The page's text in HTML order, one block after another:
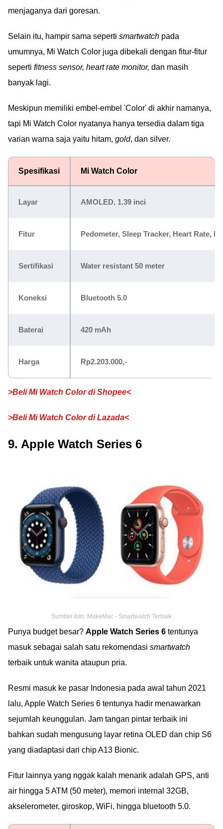
menjaganya dari goresan.
Selain itu, hampir sama seperti smartwatch pada
umumnya, Mi Watch Color juga dibekali dengan fitur-fitur
seperti fitness sensor, heart rate monitor, dan masih
banyak lagi.
Meskipun memiliki embel-embel 'Color' di akhir namanya,
tapi Mi Watch Color nyatanya hanya tersedia dalam tiga
varian warna saja yaitu hitam, gold, dan silver.
Spesifikasi Mi Watch Color
Layar AMOLED, 1.39 inci
Fitur Pedometer, Sleep Tracker, Heart Rate,
Sertifikasi Water resistant 50 meter
Koneksi Bluetooth 5.0
Baterai 420 mAh
Harga Rp2.203.000,-
>Beli Mi Watch Color di Shopee<
>Beli Mi Watch Color di Lazada<
9. Apple Watch Series 6
Sumber foto: MakeMac - Smartwatch Terbaik
Punya budget besar? Apple Watch Series 6 tentunya
masuk sebagai salah satu rekomendasi smartwatch
terbaik untuk wanita ataupun pria.
Resmi masuk ke pasar Indonesia pada awal tahun 2021
lalu, Apple Watch Series 6 tentunya hadir menawarkan
sejumlah keunggulan. Jam tangan pintar terbaik ini
bahkan sudah mengusung layar retina OLED dan chip S6
yang diadaptasi dari chip A13 Bionic.
Fitur lainnya yang nggak kalah menarik adalah GPS, anti
air hingga 5 ATM (50 meter), memori internal 32GB,
akselerometer, giroskop, WiFi, hingga bluetooth 5.0.